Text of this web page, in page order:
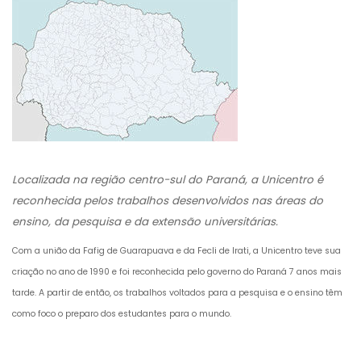
Localizada na região centro-sul do Paraná, a Unicentro é
reconhecida pelos trabalhos desenvolvidos nas áreas do
ensino, da pesquisa e da extensão universitárias.
Com a união da Fafig de Guarapuava e da Fecli de Irati, a Unicentro teve sua
criação no ano de 1990 e foi reconhecida pelo governo do Paraná 7 anos mais
tarde. A partir de então, os trabalhos voltados para a pesquisa e o ensino têm
como foco o preparo dos estudantes para o mundo.